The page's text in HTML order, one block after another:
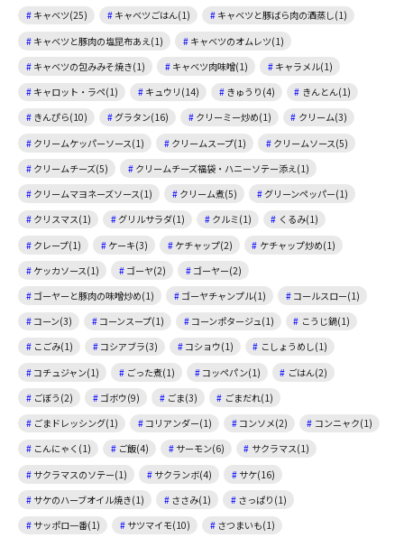
キャベツ(25)
キャベツごはん(1)
キャベツと豚ばら肉の酒蒸し(1)
キャベツと豚肉の塩昆布あえ(1)
キャベツのオムレツ(1)
キャベツの包みみそ焼き(1)
キャベツ肉味噌(1)
キャラメル(1)
キャロット・ラペ(1)
キュウリ(14) きゅうり(4)
きんとん(1)
きんぴら(10)
グラタン(16) クリーミー炒め(1)
クリーム(3)
クリームケッパーソース(1)
クリームスープ(1)
クリームソース(5)
クリームチーズ(5)
クリームチーズ福袋・ハニーソテー添え(1)
クリームマヨネーズソース(1)
クリーム煮(5)
グリーンペッパー(1)
クリスマス(1)
グリルサラダ(1) クルミ(1)
くるみ(1)
クレープ(1)
ケーキ(3) ケチャップ(2)
ケチャップ炒め(1)
ケッカソース(1)
ゴーヤ(2)
ゴーヤー(2)
ゴーヤーと豚肉の味噌炒め(1)
ゴーヤチャンプル(1)
コールスロー(1)
コーン(3)
コーンスープ(1) コーンポタージュ(1)
こうじ鍋(1)
こごみ(1)
コシアブラ(3) コショウ(1)
こしょうめし(1)
コチュジャン(1)
ごった煮(1) コッペパン(1)
ごはん(2)
ごぼう(2)
ゴボウ(9) ごま(3)
ごまだれ(1)
ごまドレッシング(1)
コリアンダー(1) コンソメ(2)
コンニャク(1)
こんにゃく(1)
ご飯(4) サーモン(6)
サクラマス(1)
サクラマスのソテー(1)
サクランボ(4)
サケ(16)
サケのハーブオイル焼き(1)
ささみ(1)
さっぱり(1)
サッポロ一番(1)
サツマイモ(10)
さつまいも(1)